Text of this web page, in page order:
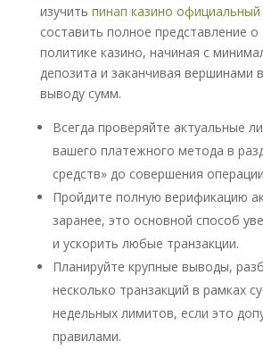
изучить пинап казино официальный
составить полное представление
политике казино, начиная с
депозита и заканчивая вершинами
выводу сумм.
Всегда проверяйте актуальные
вашего платежного метода в
средств» до совершения
Пройдите полную верификацию
заранее, это основной способ
и ускорить любые транзакции.
Планируйте крупные выводы,
несколько транзакций в рамках
недельных лимитов, если это
правилами.